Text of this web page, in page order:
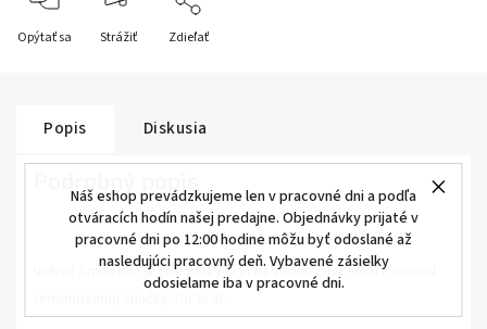
Náš eshop prevádzkujeme len v pracovné dni a podľa
otváracích hodín našej predajne. Objednávky prijaté v
pracovné dni po 12:00 hodine môžu byť odoslané až
nasledujúci pracovný deň. Vybavené zásielky
odosielame iba v pracovné dni.
Opýtať sa Strážiť Zdieľať
Popis Diskusia
Velvet Smoothie je prémiový kryt na zadnú časť smartfónu od